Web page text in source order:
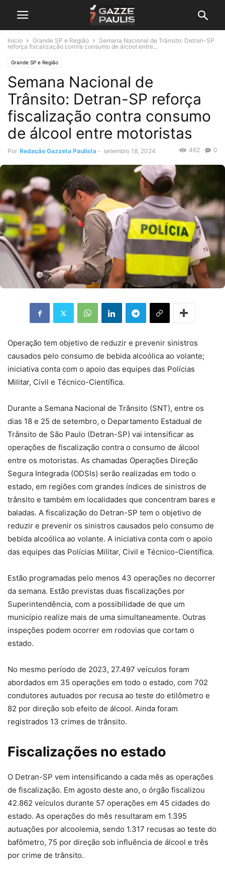
Início Grande SP e Região
Semana Nacional de Trânsito: Detran-SP
reforça fiscalização contra consumo de álcool entre...
Grande SP e Região
Semana Nacional de
Trânsito: Detran-SP reforça
fiscalização contra consumo
de álcool entre motoristas
Por Redação Gazzeta Paulista - setembro 18, 2024 0
462
Operação tem objetivo de reduzir e prevenir sinistros
causados pelo consumo de bebida alcoólica ao volante;
iniciativa conta com o apoio das equipes das Polícias
Militar, Civil e Técnico-Científica.
Durante a Semana Nacional de Trânsito (SNT), entre os
dias 18 e 25 de setembro, o Departamento Estadual de
Trânsito de São Paulo (Detran-SP) vai intensificar as
operações de fiscalização contra o consumo de álcool
entre os motoristas. As chamadas Operações Direção
Segura Integrada (ODSIs) serão realizadas em todo o
estado, em regiões com grandes índices de sinistros de
trânsito e também em localidades que concentram bares e
baladas. A fiscalização do Detran-SP tem o objetivo de
reduzir e prevenir os sinistros causados pelo consumo de
bebida alcoólica ao volante. A iniciativa conta com o apoio
das equipes das Polícias Militar, Civil e Técnico-Científica.
Estão programadas pelo menos 43 operações no decorrer
da semana. Estão previstas duas fiscalizações por
Superintendência, com a possibilidade de que um
município realize mais de uma simultaneamente. Outras
inspeções podem ocorrer em rodovias que cortam o
estado.
No mesmo período de 2023, 27.497 veículos foram
abordados em 35 operações em todo o estado, com 702
condutores autuados por recusa ao teste do etilômetro e
82 por direção sob efeito de álcool. Ainda foram
registrados 13 crimes de trânsito.
Fiscalizações no estado
O Detran-SP vem intensificando a cada mês as operações
de fiscalização. Em agosto deste ano, o órgão fiscalizou
42.862 veículos durante 57 operações em 45 cidades do
estado. As operações do mês resultaram em 1.395
autuações por alcoolemia, sendo 1.317 recusas ao teste do
bafômetro, 75 por direção sob influência de álcool e três
por crime de trânsito.